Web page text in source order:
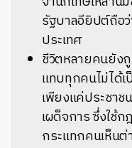
รัฐบาลอียิปต์ถือว่
ประเทศ
ชีวิตหลายคนยัง
แทบทุกคนไม่ได้เ
เพียงแค่ประชา
เผด็จการ ซึ่งใช้
กระแทกคนเห็นต่